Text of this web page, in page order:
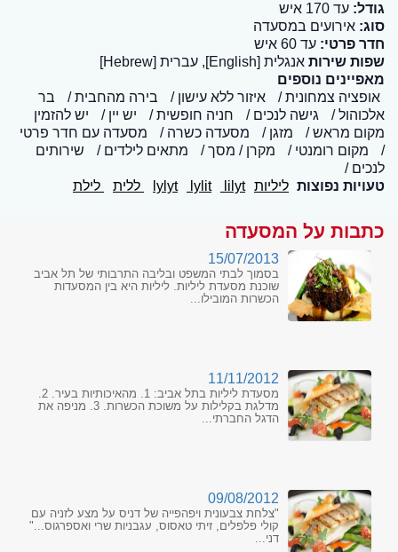
גודל: עד 170 איש
סוג: אירועים במסעדה
חדר פרטי: עד 60 איש
שפות שירות אנגלית [English], עברית [Hebrew]
מאפיינים נוספים
אופציה צמחונית
איזור ללא עישון בירה מהחבית
בר
אלכוהול
גישה לנכים חניה חופשית יש יין
יש להזמין
מקום מראש
מזגן מסעדה כשרה
מסעדה עם חדר פרטי
מקום רומנטי
מקרן / מסך מתאים לילדים
שירותים
לנכים
טעויות נפוצות ליליות lylyt lylit lilyt ללית לילת
כתבות על המסעדה
15/07/2013
בסמוך לבתי המשפט ובליבה התרבותי של תל אביב
שוכנת מסעדת ליליות. ליליות היא בין המסעדות
הכשרות המובילו...
11/11/2012
מסעדת ליליות בתל אביב: 1. מהאיכותיות בעיר. 2.
מדלגת בקלילות על משוכת הכשרות. 3. מניפה את
הדגל החברתי...
09/08/2012
"צלחת צבעונית ויפהפייה של דניס על מצע לזניה עם
קולי פלפלים, זיתי טאסוס, עגבניות שרי ואספרגוס..."
דני...